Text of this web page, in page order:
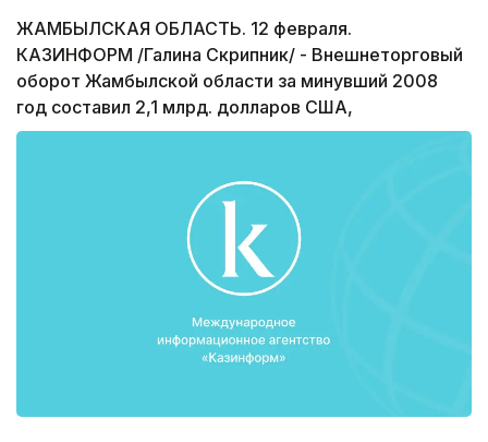
ЖАМБЫЛСКАЯ ОБЛАСТЬ. 12 февраля.
КАЗИНФОРМ /Галина Скрипник/ - Внешнеторговый
оборот Жамбылской области за минувший 2008
год составил 2,1 млрд. долларов США,